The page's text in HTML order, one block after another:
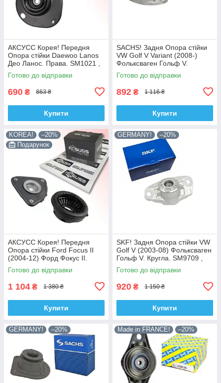
АКСУСС Корея! Передня
Опора стійки Daewoo Lanos
Део Ланос. Права. SM1021 ,
KB690.08
Готово до відправки
690 ₴ 863 ₴
Купити
SACHS! Задня Опора стійки
VW Golf V Variant (2008-)
Фольксваген Гольф V.
Овальна. SM9708 , 802339 ,
KB957.08 , VKDA40125
Готово до відправки
892 ₴ 1 116 ₴
Купити
KOREA!
–20%
Подарунок
АКСУСС Корея! Передня
Опора стійки Ford Focus II
(2004-12) Форд Фокус II.
SM5589 , 802460 , KB652.13 ,
VKDA35426
Готово до відправки
1 104 ₴ 1 380 ₴
Купити
GERMANY! –20%
SKF! Задня Опора стійки VW
Golf V (2003-08) Фольксваген
Гольф V. Кругла. SM9709 ,
802382 , KB957.09 ,
VKDA40127
Готово до відправки
920 ₴ 1 150 ₴
Купити
GERMANY! –20% Made in FRANCE! –20%